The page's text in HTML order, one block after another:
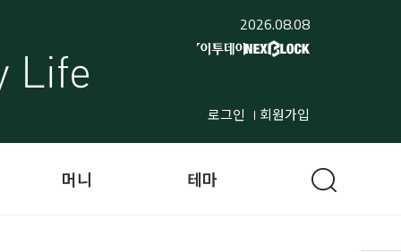
2026.08.08
로그인 회원가입
머니 테마